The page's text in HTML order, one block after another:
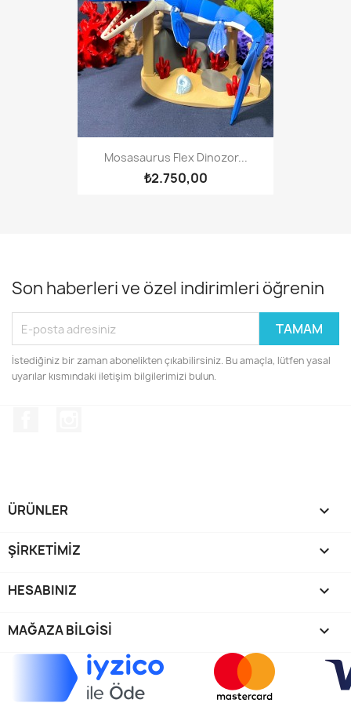
Mosasaurus Flex Dinozor...
₺2.750,00
Son haberleri ve özel indirimleri öğrenin
İstediğiniz bir zaman abonelikten çıkabilirsiniz. Bu amaçla, lütfen yasal
uyarılar kısmındaki iletişim bilgilerimizi bulun.
ÜRÜNLER 
ŞIRKETIMIZ 
HESABINIZ 
MAĞAZA BILGISI keyboard_arrow_down